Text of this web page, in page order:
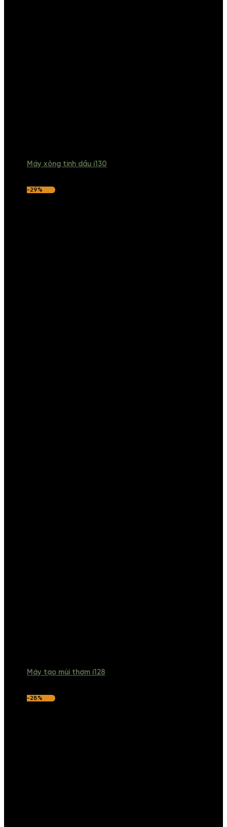
Máy xông tinh dầu i130
-29%
Máy tạo mùi thơm i128
-28%